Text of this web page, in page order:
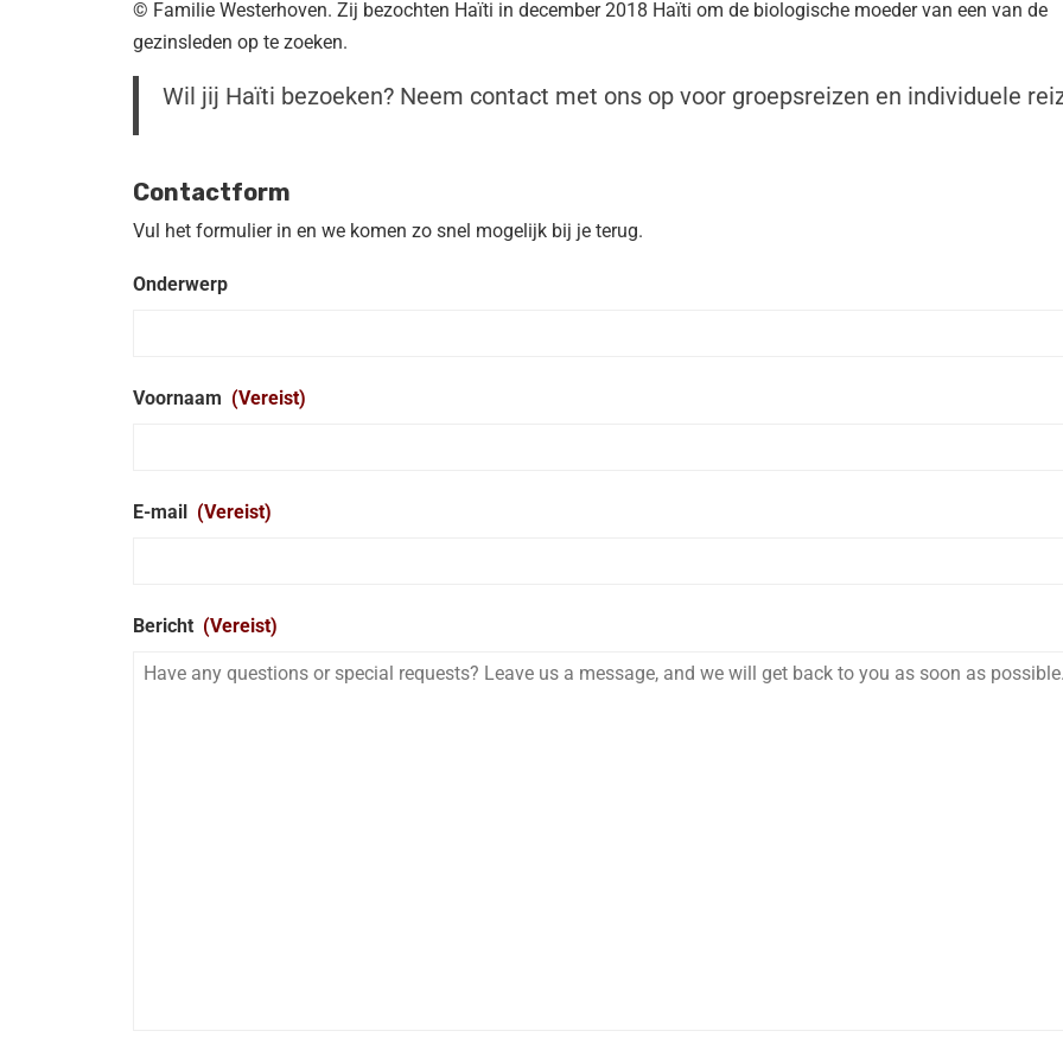
© Familie Westerhoven. Zij bezochten Haïti in december 2018 Haïti om de biologische moeder van een van de
gezinsleden op te zoeken.
Wil jij Haïti bezoeken? Neem contact met ons op voor groepsreizen en individuele
Contactform
Vul het formulier in en we komen zo snel mogelijk bij je terug.
Onderwerp
Voornaam (Vereist)
E-mail (Vereist)
Bericht (Vereist)